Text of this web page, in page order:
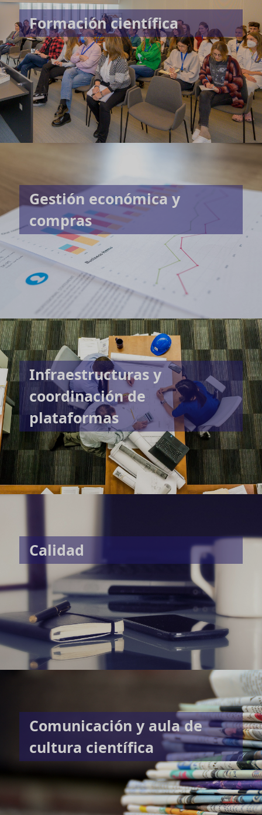
Formación científica
Gestión económica y
compras
Infraestructuras y
coordinación de
plataformas
Calidad
Comunicación y aula de
cultura científica